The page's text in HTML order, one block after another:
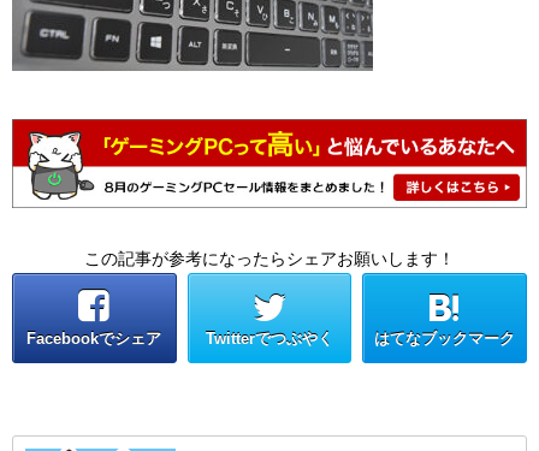
この記事が参考になったらシェアお願いします！
Facebookでシェア Twitterでつぶやく はてなブックマーク